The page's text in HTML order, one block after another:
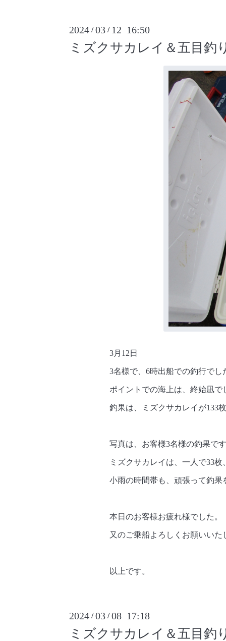
2024 /03 / 12 16:50
ミズクサカレイ＆五目釣
3月12日
3名様で、6時出船での釣行でし
ポイントでの海上は、終始凪
釣果は、ミズクサカレイが133
写真は、お客様3名様の釣果で
ミズクサカレイは、一人で33
小雨の時間帯も、頑張って釣果
本日のお客様お疲れ様でした。
又のご乗船よろしくお願いいた
以上です。
2024 /03 /08 17:18
ミズクサカレイ＆五目釣